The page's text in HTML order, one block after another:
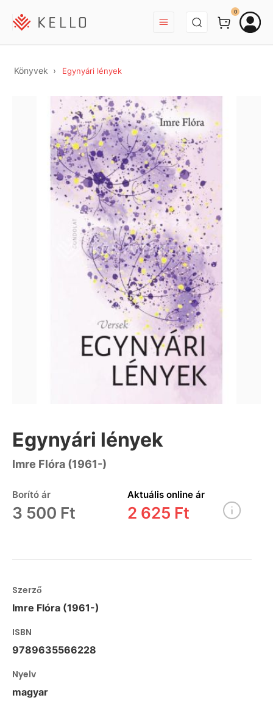
BEJELENTKEZÉS
0
Könyvek Egynyári lények
Egynyári lények
Imre Flóra (1961-)
Borító ár
3 500 Ft
Aktuális online ár
2 625 Ft
Szerző
Imre Flóra (1961-)
ISBN
9789635566228
Nyelv
magyar